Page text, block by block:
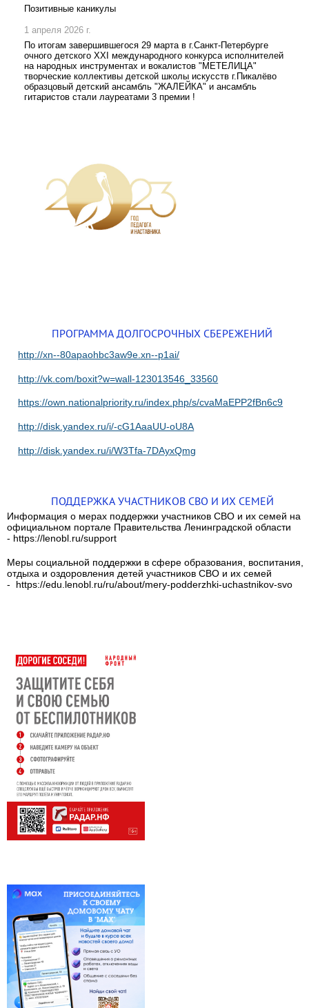
Позитивные каникулы
1 апреля 2026 г.
По итогам завершившегося 29 марта в г.Санкт-Петербурге
очного детского XXI международного конкурса исполнителей
на народных инструментах и вокалистов "МЕТЕЛИЦА"
творческие коллективы детской школы искусств г.Пикалёво
образцовый детский ансамбль "ЖАЛЕЙКА" и ансамбль
гитаристов стали лауреатами 3 премии !
ПРОГРАММА ДОЛГОСРОЧНЫХ СБЕРЕЖЕНИЙ
http://xn--80apaohbc3aw9e.xn--p1ai/
http://vk.com/boxit?w=wall-123013546_33560
https://own.nationalpriority.ru/index.php/s/cvaMaEPP2fBn6c9
http://disk.yandex.ru/i/-cG1AaaUU-oU8A
http://disk.yandex.ru/i/W3Tfa-7DAyxQmg
ПОДДЕРЖКА УЧАСТНИКОВ СВО И ИХ СЕМЕЙ
Информация о мерах поддержки участников СВО и их семей на
официальном портале Правительства Ленинградской области
- https://lenobl.ru/support
Меры социальной поддержки в сфере образования, воспитания,
отдыха и оздоровления детей участников СВО и их семей
- https://edu.lenobl.ru/ru/about/mery-podderzhki-uchastnikov-svo